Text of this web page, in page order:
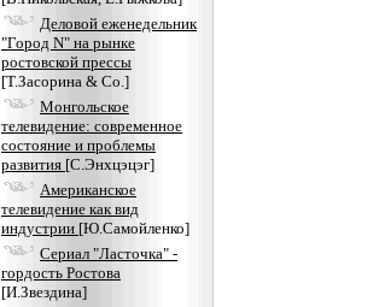
Деловой еженедельник
"Город N" на рынке
ростовской прессы
[Т.Засорина & Co.]
Монгольское
телевидение: современное
состояние и проблемы
развития [С.Энхцэцэг]
Американское
телевидение как вид
индустрии [Ю.Самойленко]
Сериал "Ласточка" -
гордость Ростова
[И.Звездина]